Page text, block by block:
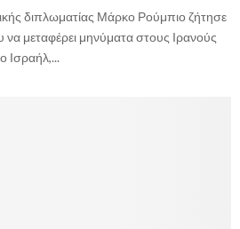
διπλωματίας Μάρκο Ρούμπιο ζήτησε
μεταφέρει μηνύματα στους Ιρανούς
Ισραήλ,...